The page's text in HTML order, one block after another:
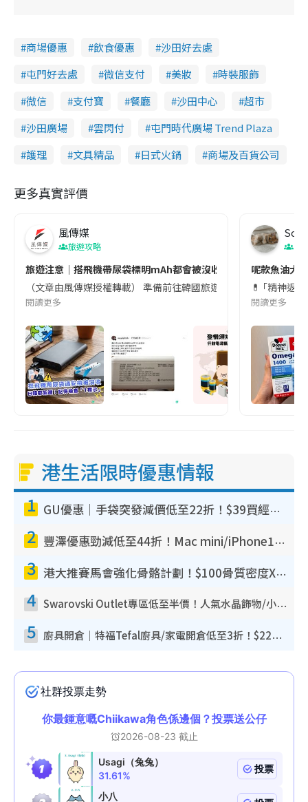
商場優惠 飲食優惠
沙田好去處
屯門好去處
微信支付 美妝
時裝服飾
微信
支付寶 餐廳 沙田中心
超市
沙田廣場
雲閃付
屯門時代廣場 Trend Plaza
護理
文具精品 日式火鍋 商場及百貨公司
更多真實評價
風傳媒
旅遊攻略
旅遊注意｜搭飛機帶尿袋標明mAh都會被沒收😱出發前切記檢查
（文章由風傳媒授權轉載） 準備前往韓國旅遊的民眾，近期要
閱讀更多
Soul
呢款魚油大
💊 ｢精神返
閱讀更多
港生活限時優惠情報
1 GU優惠｜手袋突發減價低至22折！$39買經典波士頓包/餃子袋！飾物同步減價$29起！
2 豐澤優惠勁減低至44折！Mac mini/iPhone17Pro大減價！廚房家電$220起
3 港大推賽馬會強化骨骼計劃！$100骨質密度X光檢查 完成免費運動訓練送超市禮券！附參加資格
4 Swarovski Outlet專區低至半價！人氣水晶飾物/小擺設$138起！迪士尼款/水晶高跟鞋都有平
5 廚具開倉｜特福Tefal廚具/家電開倉低至3折！$220起買平底鍋/炒鑊/湯煲！電飯煲/吸塵機/燙斗$418起